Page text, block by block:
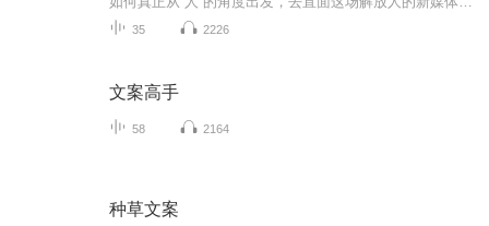
35 2226
文案高手
58 2164
种草文案